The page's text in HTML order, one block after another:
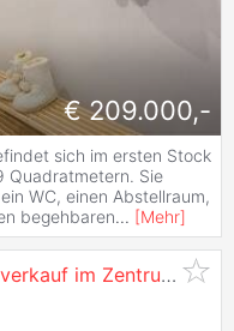
€ 209.000,-
sich im ersten Stock
Quadratmetern. Sie
WC, einen Abstellraum,
begehbaren... [Mehr]
Bauträger aufgepasst - Projektverkauf im Zentrum von